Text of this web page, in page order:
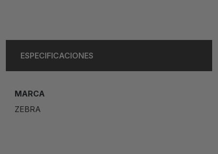
ESPECIFICACIONES
MARCA
ZEBRA